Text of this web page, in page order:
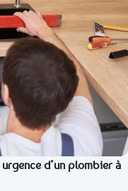
d’un plombier à